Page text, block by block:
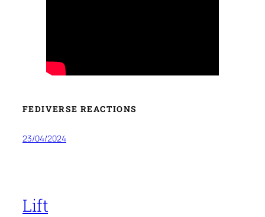
FEDIVERSE REACTIONS
23/04/2024
Lift